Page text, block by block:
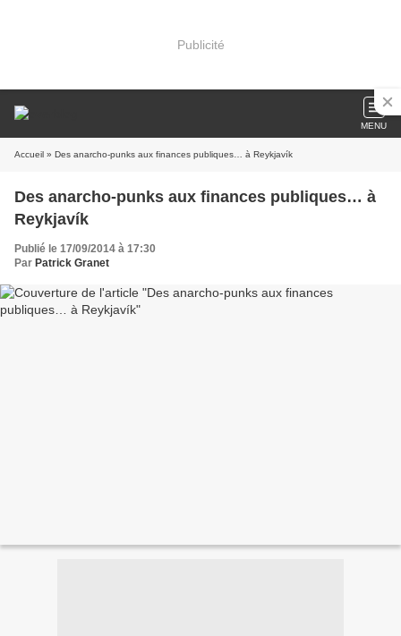
Publicité
MENU
Accueil » Des anarcho-punks aux finances publiques… à Reykjavík
Des anarcho-punks aux finances publiques… à
Reykjavík
Publié le 17/09/2014 à 17:30
Par Patrick Granet